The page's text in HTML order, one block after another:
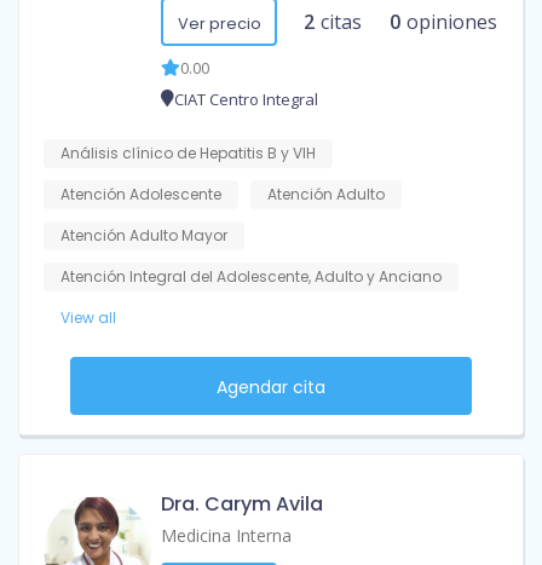
Ver precio 2 citas 0 opiniones
0.00
CIAT Centro Integral
Análisis clínico de Hepatitis B y VIH
Atención Adolescente
Atención Adulto
Atención Adulto Mayor
Atención Integral del Adolescente, Adulto y Anciano
View all
Agendar cita
Dra. Carym Avila
Medicina Interna